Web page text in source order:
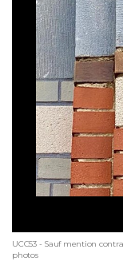
UCC53 - Sauf mention
photos